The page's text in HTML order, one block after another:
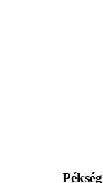
Pékség